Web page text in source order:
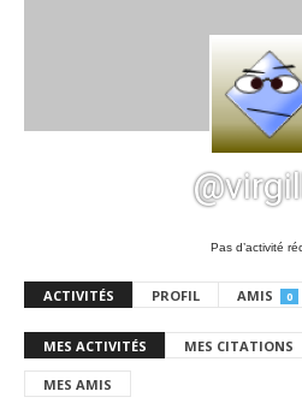
Pas d’activité
ACTIVITÉS PROFIL AMIS 0
MES ACTIVITÉS MES CITATIONS
MES AMIS